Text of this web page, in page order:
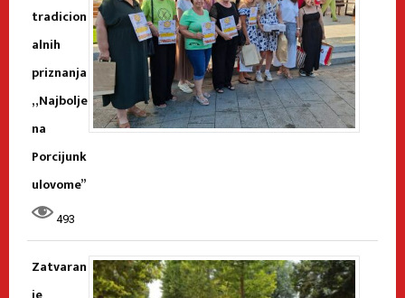
tradicion
alnih
priznanja
„Najbolje
na
Porcijunk
ulovome”
493
Zatvaran